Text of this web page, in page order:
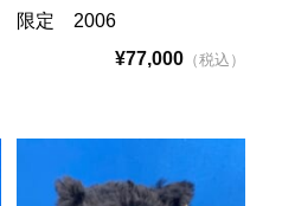
限定 2006
¥77,000 （税込）